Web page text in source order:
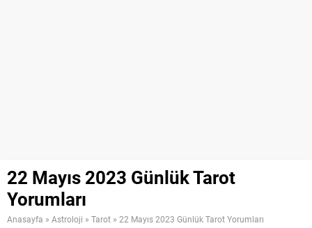
22 Mayıs 2023 Günlük Tarot
Yorumları
Anasayfa » Astroloji » Tarot » 22 Mayıs 2023 Günlük Tarot Yorumları